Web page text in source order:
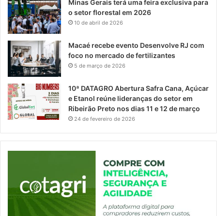
Minas Gerais terá uma feira exclusiva para
o setor florestal em 2026
10 de abril de 2026
Macaé recebe evento Desenvolve RJ com
foco no mercado de fertilizantes
5 de março de 2026
10ª DATAGRO Abertura Safra Cana, Açúcar
e Etanol reúne lideranças do setor em
Ribeirão Preto nos dias 11 e 12 de março
24 de fevereiro de 2026